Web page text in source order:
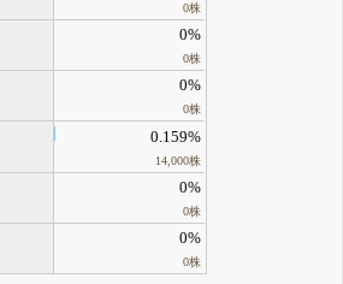
0株
0%
0株
0%
0株
0.159%
14,000株
0%
0株
0%
0株